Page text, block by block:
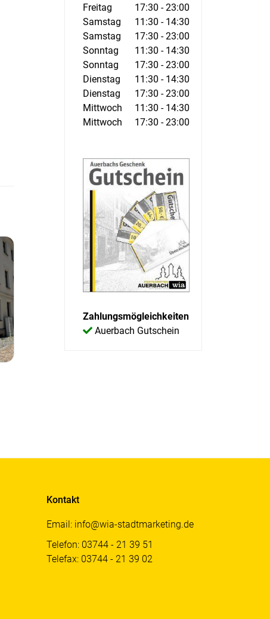
Freitag
17:30 - 23:00
Samstag
11:30 - 14:30
Samstag
17:30 - 23:00
Sonntag
11:30 - 14:30
Sonntag
17:30 - 23:00
Dienstag
11:30 - 14:30
Dienstag
17:30 - 23:00
Mittwoch
11:30 - 14:30
Mittwoch
17:30 - 23:00
Zahlungsmögleichkeiten
Auerbach Gutschein
Kontakt
Email: info@wia-stadtmarketing.de
Telefon: 03744 - 21 39 51
Telefax: 03744 - 21 39 02